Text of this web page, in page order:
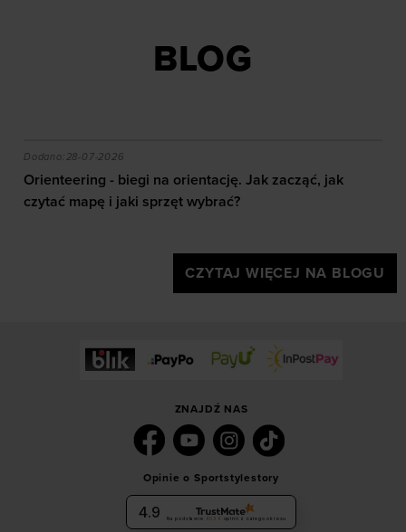
BLOG
efekty daje trening?
Orienteering - biegi na orientację. Jak zacząć, jak
Dodano:28-07-2026
Orienteering - biegi na orientację. Jak zacząć, jak
czytać mapę i jaki sprzęt wybrać?
CZYTAJ WIĘCEJ NA BLOGU
ZNAJDŹ NAS
Opinie o Sportstylestory
4.9 Na podstawie 6036 opinii z całego okresu